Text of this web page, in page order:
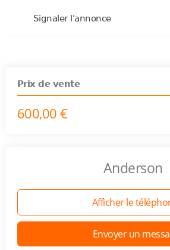
Signaler l'annonce
Prix de vente
600,00 €
Anderson
Afficher le
Envoyer un